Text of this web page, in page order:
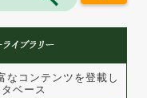
なコンテンツを登載し
ベース